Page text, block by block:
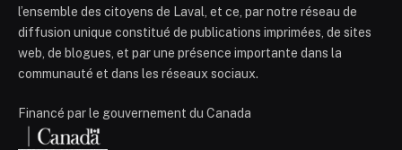
l’ensemble des citoyens de Laval, et ce, par notre réseau de
diffusion unique constitué de publications imprimées, de sites
web, de blogues, et par une présence importante dans la
communauté et dans les réseaux sociaux.
Financé par le gouvernement du Canada